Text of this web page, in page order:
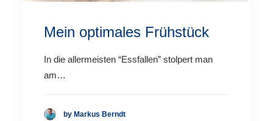
Mein optimales Frühstück
In die allermeisten “Essfallen” stolpert man
am…
by Markus Berndt